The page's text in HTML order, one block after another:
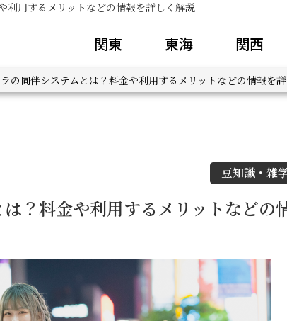
利用するメリットなどの情報を詳しく解説
関東 東海 関西
の同伴システムとは？料金や利用するメリットなどの情報を
豆知識・雑
？料金や利用するメリットなどの